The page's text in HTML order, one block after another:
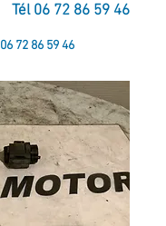
Tél 06 72 86 59 46
06 72 86 59 46